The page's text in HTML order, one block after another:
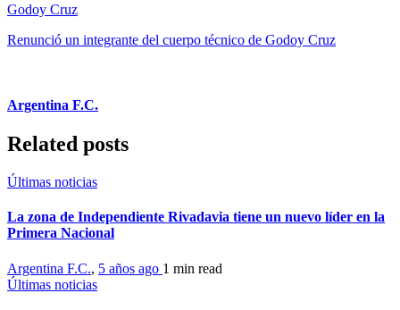
Godoy Cruz
Renunció un integrante del cuerpo técnico de Godoy Cruz
Argentina F.C.
Related posts
Últimas noticias
La zona de Independiente Rivadavia tiene un nuevo líder en la
Primera Nacional
Argentina F.C., 5 años ago 1 min read
Últimas noticias